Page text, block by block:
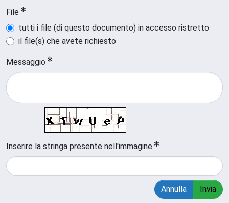
File
tutti i file (di questo documento) in accesso ristretto
il file(s) che avete richiesto
Messaggio
Inserire la stringa presente nell'immagine
Annulla Invia